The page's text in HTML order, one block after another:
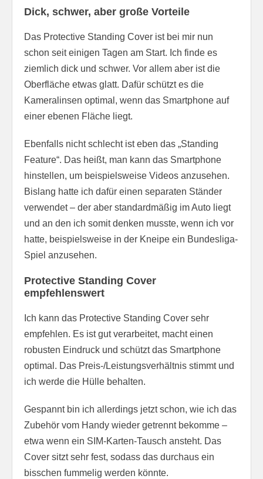
Dick, schwer, aber große Vorteile
Das Protective Standing Cover ist bei mir nun
schon seit einigen Tagen am Start. Ich finde es
ziemlich dick und schwer. Vor allem aber ist die
Oberfläche etwas glatt. Dafür schützt es die
Kameralinsen optimal, wenn das Smartphone auf
einer ebenen Fläche liegt.
Ebenfalls nicht schlecht ist eben das „Standing
Feature“. Das heißt, man kann das Smartphone
hinstellen, um beispielsweise Videos anzusehen.
Bislang hatte ich dafür einen separaten Ständer
verwendet – der aber standardmäßig im Auto liegt
und an den ich somit denken musste, wenn ich vor
hatte, beispielsweise in der Kneipe ein Bundesliga-
Spiel anzusehen.
Protective Standing Cover
empfehlenswert
Ich kann das Protective Standing Cover sehr
empfehlen. Es ist gut verarbeitet, macht einen
robusten Eindruck und schützt das Smartphone
optimal. Das Preis-/Leistungsverhältnis stimmt und
ich werde die Hülle behalten.
Gespannt bin ich allerdings jetzt schon, wie ich das
Zubehör vom Handy wieder getrennt bekomme –
etwa wenn ein SIM-Karten-Tausch ansteht. Das
Cover sitzt sehr fest, sodass das durchaus ein
bisschen fummelig werden könnte.